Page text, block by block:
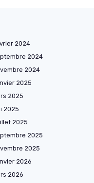
2024
2024
2024
2025
2025
2025
2025
2025
2025
2026
2026